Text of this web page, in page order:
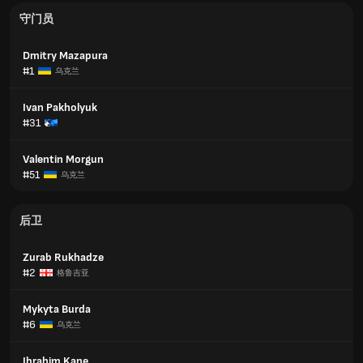
守门员
Dmitry Mazapura
#1
乌克兰
Ivan Pakholyuk
#31
Valentin Morgun
#51
乌克兰
后卫
Zurab Rukhadze
#2
格鲁吉亚
Mykyta Burda
#6
乌克兰